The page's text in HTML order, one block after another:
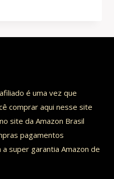
é uma vez que
comprar aqui nesse site
site da Amazon Brasil
pagamentos
super garantia Amazon de